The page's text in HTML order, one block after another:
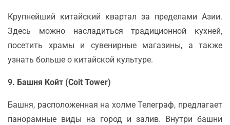
Крупнейший китайский квартал за пределами Азии.
Здесь можно насладиться традиционной кухней,
посетить храмы и сувенирные магазины, а также
узнать больше о китайской культуре.
9. Башня Койт (Coit Tower)
Башня, расположенная на холме Телеграф, предлагает
панорамные виды на город и залив. Внутри башни